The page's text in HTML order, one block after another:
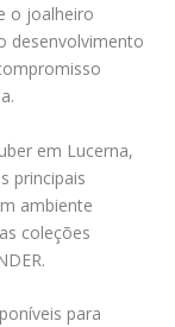
o joalheiro
desenvolvimento
em Lucerna,
principais
ambiente
coleções
para